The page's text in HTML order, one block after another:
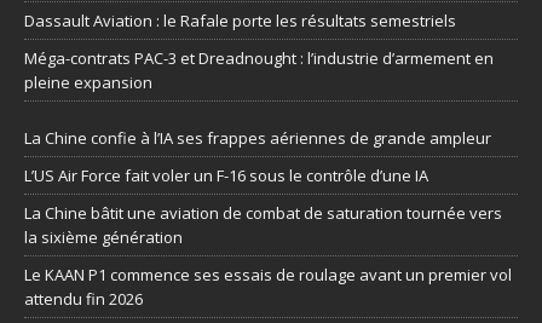
Dassault Aviation : le Rafale porte les résultats semestriels
Méga-contrats PAC-3 et Dreadnought : l’industrie d’armement en
pleine expansion
La Chine confie à l’IA ses frappes aériennes de grande ampleur
L’US Air Force fait voler un F-16 sous le contrôle d’une IA
La Chine bâtit une aviation de combat de saturation tournée vers
la sixième génération
Le KAAN P1 commence ses essais de roulage avant un premier vol
attendu fin 2026